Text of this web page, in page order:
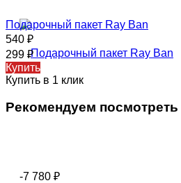
Подарочный пакет Ray Ban
540 ₽
299 ₽
Купить
Купить в 1 клик
Рекомендуем посмотреть
-7 780 ₽